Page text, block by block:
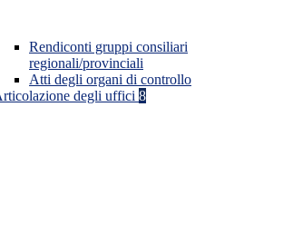
Rendiconti gruppi consiliari
regionali/provinciali
Atti degli organi di controllo
degli uffici 8